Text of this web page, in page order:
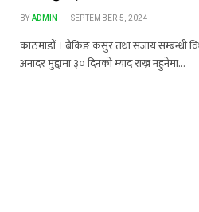
BY ADMIN SEPTEMBER 5, 2024
काठमाडौं । बैंकिङ कसुर तथा सजाय सम्बन्धी
अनादर मुद्दामा ३० दिनको म्याद राख्न नहुनेमा…